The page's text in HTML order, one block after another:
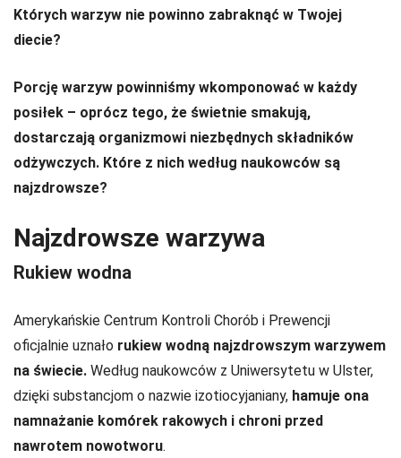
Których warzyw nie powinno zabraknąć w Twojej
diecie?
Porcję warzyw powinniśmy wkomponować w każdy
posiłek – oprócz tego, że świetnie smakują,
dostarczają organizmowi niezbędnych składników
odżywczych. Które z nich według naukowców są
najzdrowsze?
Najzdrowsze warzywa
Rukiew wodna
Amerykańskie Centrum Kontroli Chorób i Prewencji
oficjalnie uznało rukiew wodną najzdrowszym warzywem
na świecie. Według naukowców z Uniwersytetu w Ulster,
dzięki substancjom o nazwie izotiocyjaniany, hamuje ona
namnażanie komórek rakowych i chroni przed
nawrotem nowotworu.